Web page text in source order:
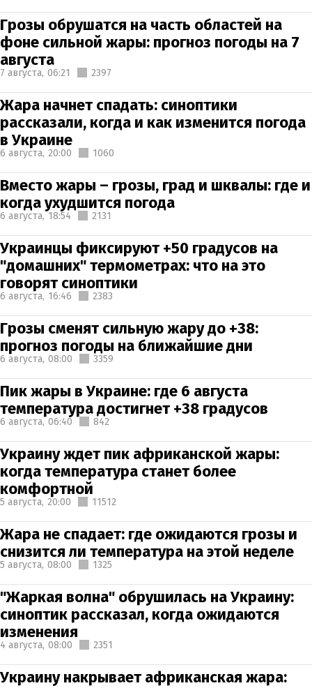
Грозы обрушатся на часть областей на
фоне сильной жары: прогноз погоды на 7
августа
7 августа, 06:21 2397
Жара начнет спадать: синоптики
рассказали, когда и как изменится погода
в Украине
6 августа, 20:00 1060
Вместо жары – грозы, град и шквалы: где и
когда ухудшится погода
6 августа, 18:54 2131
Украинцы фиксируют +50 градусов на
"домашних" термометрах: что на это
говорят синоптики
6 августа, 16:46 2383
Грозы сменят сильную жару до +38:
прогноз погоды на ближайшие дни
6 августа, 08:00 3359
Пик жары в Украине: где 6 августа
температура достигнет +38 градусов
6 августа, 06:40 842
Украину ждет пик африканской жары:
когда температура станет более
комфортной
5 августа, 20:00 11512
Жара не спадает: где ожидаются грозы и
снизится ли температура на этой неделе
5 августа, 08:00 1325
"Жаркая волна" обрушилась на Украину:
синоптик рассказал, когда ожидаются
изменения
4 августа, 08:00 2351
Украину накрывает африканская жара: